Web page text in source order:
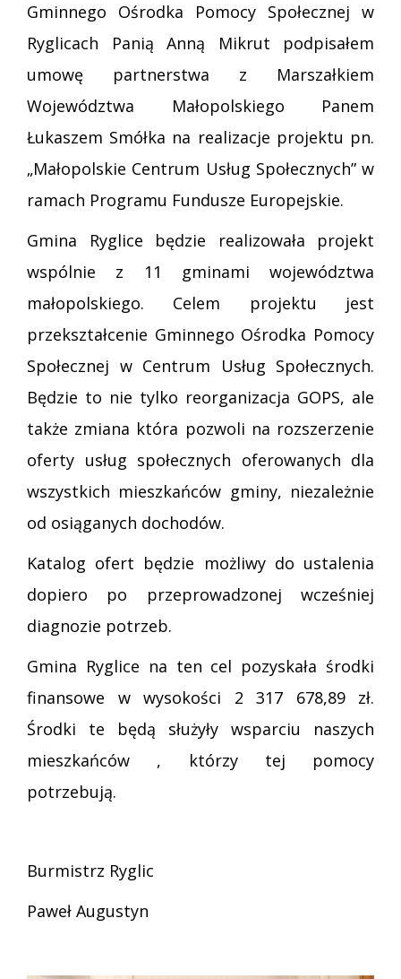
Gminnego Ośrodka Pomocy Społecznej w
Ryglicach Panią Anną Mikrut podpisałem
umowę partnerstwa z Marszałkiem
Województwa Małopolskiego Panem
Łukaszem Smółka na realizacje projektu pn.
„Małopolskie Centrum Usług Społecznych” w
ramach Programu Fundusze Europejskie.
Gmina Ryglice będzie realizowała projekt
wspólnie z 11 gminami województwa
małopolskiego. Celem projektu jest
przekształcenie Gminnego Ośrodka Pomocy
Społecznej w Centrum Usług Społecznych.
Będzie to nie tylko reorganizacja GOPS, ale
także zmiana która pozwoli na rozszerzenie
oferty usług społecznych oferowanych dla
wszystkich mieszkańców gminy, niezależnie
od osiąganych dochodów.
Katalog ofert będzie możliwy do ustalenia
dopiero po przeprowadzonej wcześniej
diagnozie potrzeb.
Gmina Ryglice na ten cel pozyskała środki
finansowe w wysokości 2 317 678,89 zł.
Środki te będą służyły wsparciu naszych
mieszkańców , którzy tej pomocy
potrzebują.
Burmistrz Ryglic
Paweł Augustyn